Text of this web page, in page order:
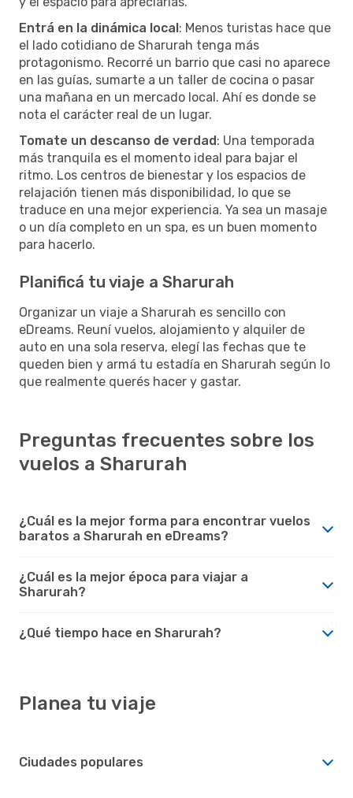
Entrá en la dinámica local: Menos turistas hace que
el lado cotidiano de Sharurah tenga más
protagonismo. Recorré un barrio que casi no aparece
en las guías, sumarte a un taller de cocina o pasar
una mañana en un mercado local. Ahí es donde se
nota el carácter real de un lugar.
Tomate un descanso de verdad: Una temporada
más tranquila es el momento ideal para bajar el
ritmo. Los centros de bienestar y los espacios de
relajación tienen más disponibilidad, lo que se
traduce en una mejor experiencia. Ya sea un masaje
o un día completo en un spa, es un buen momento
para hacerlo.
Planificá tu viaje a Sharurah
Organizar un viaje a Sharurah es sencillo con
eDreams. Reuní vuelos, alojamiento y alquiler de
auto en una sola reserva, elegí las fechas que te
queden bien y armá tu estadía en Sharurah según lo
que realmente querés hacer y gastar.
Preguntas frecuentes sobre los
vuelos a Sharurah
¿Cuál es la mejor forma para encontrar vuelos
baratos a Sharurah en eDreams?
¿Cuál es la mejor época para viajar a
Sharurah?
¿Qué tiempo hace en Sharurah?
Planea tu viaje
Ciudades populares